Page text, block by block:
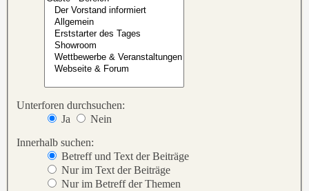
Unterforen durchsuchen:
Ja
Nein
Innerhalb suchen:
Betreff und Text der Beiträge
Nur im Text der Beiträge
Nur im Betreff der Themen